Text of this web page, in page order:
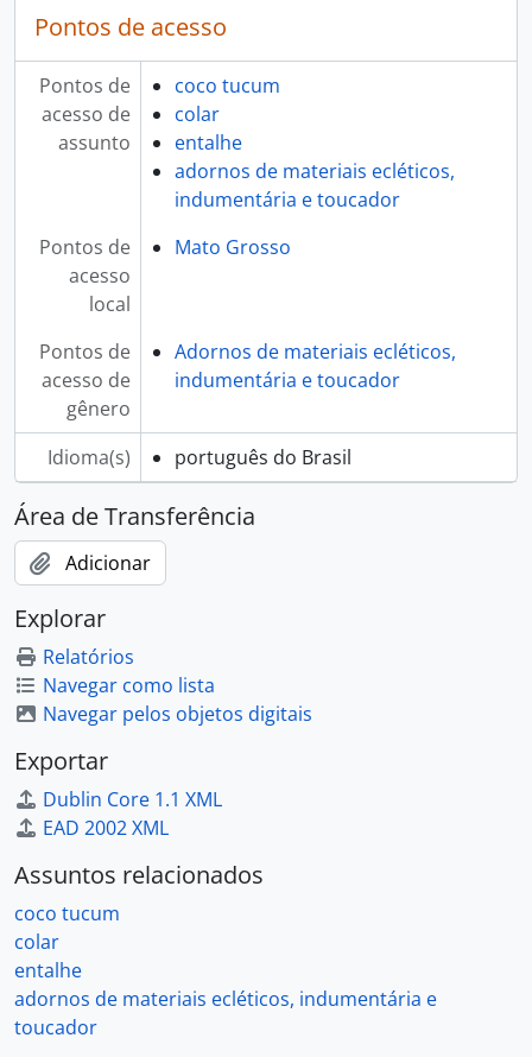
Pontos de acesso
Pontos de
acesso de
assunto
coco tucum
colar
entalhe
adornos de materiais ecléticos,
indumentária e toucador
Pontos de
acesso
local
Mato Grosso
Pontos de
acesso de
gênero
Adornos de materiais ecléticos,
indumentária e toucador
Idioma(s) português do Brasil
Área de Transferência
Adicionar
Explorar
Relatórios
Navegar como lista
Navegar pelos objetos digitais
Exportar
Dublin Core 1.1 XML
EAD 2002 XML
Assuntos relacionados
coco tucum
colar
entalhe
adornos de materiais ecléticos, indumentária e
toucador